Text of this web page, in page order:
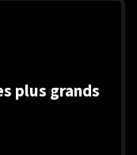
plus grands